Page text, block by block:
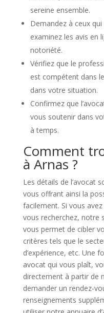
sereine ensemble.
Demandez à ceux
examinez les avis en
notoriété.
Vérifiez que le
est compétent dans
dans votre situation.
Confirmez que
vous soutenir dans
à temps.
Comment
à Arnas ?
Les détails de l’avocat
vous offrant ainsi la
facilement. Si vous
vous recherchez, notre
vous permet de cibler
critères tels que le
d’expérience, etc. Une
avocat qui vous plaît,
directement à partir de
demander un rendez-
renseignements